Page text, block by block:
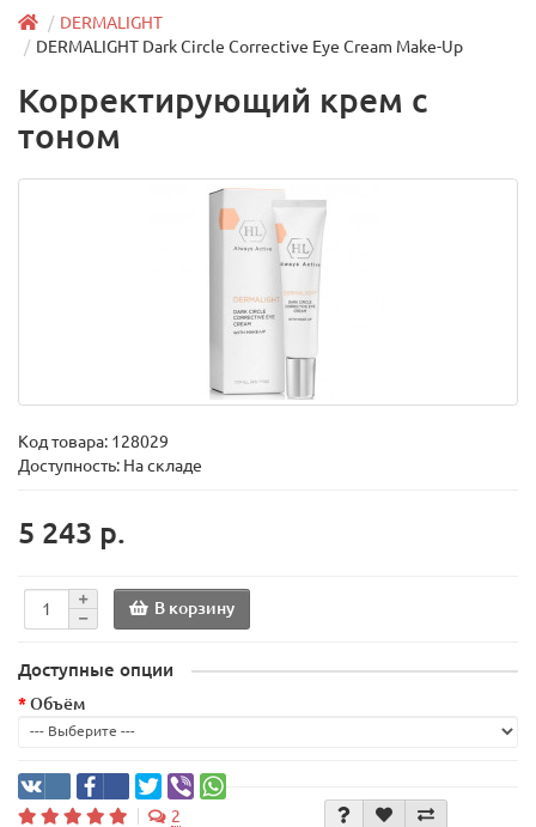
DERMALIGHT
DERMALIGHT Dark Circle Corrective Eye Cream Make-Up
Корректирующий крем с
тоном
Код товара: 128029
Доступность: На складе
5 243 р.
В корзину
Доступные опции
Объём
2